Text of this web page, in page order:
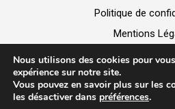
Politique de
Mentions
BUZZ MICRO -Vente de matériel |
Création de site
Nous utilisons des cookies pour
expérience sur notre site.
Vous pouvez en savoir plus sur les
les désactiver dans préférences.